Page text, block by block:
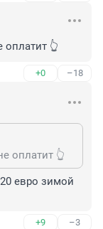
👆
+0 –18
оплатит 👆
евро зимой
+9 –3